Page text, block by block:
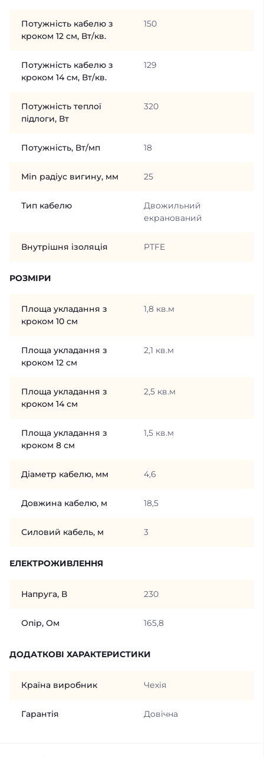
Потужність кабелю з
кроком 12 см, Вт/кв.
150
Потужність кабелю з
кроком 14 см, Вт/кв.
129
Потужність теплої
підлоги, Вт
320
Потужність, Вт/мп 18
Min радіус вигину, мм 25
Тип кабелю
Двожильний
екранований
Внутрішня ізоляція PTFE
РОЗМІРИ
Площа укладання з
кроком 10 см
1,8 кв.м
Площа укладання з
кроком 12 см
2,1 кв.м
Площа укладання з
кроком 14 см
2,5 кв.м
Площа укладання з
кроком 8 см
1,5 кв.м
Діаметр кабелю, мм 4,6
Довжина кабелю, м 18,5
Силовий кабель, м 3
ЕЛЕКТРОЖИВЛЕННЯ
Напруга, В 230
Опір, Ом 165,8
ДОДАТКОВІ ХАРАКТЕРИСТИКИ
Країна виробник Чехія
Гарантія Довічна